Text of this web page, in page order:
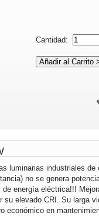
Cantidad:
luminarias industriales de
no se genera
de energía eléctrica!!!
su elevado CRI. Su larga
económico en